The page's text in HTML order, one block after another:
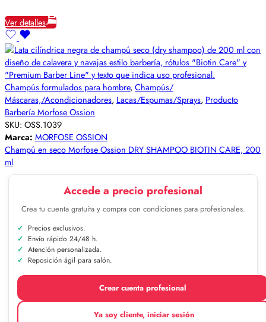
Ver detalles
Champús formulados para hombre, Champús/
Máscaras,/Acondicionadores, Lacas/Espumas/Sprays, Producto
Barbería Morfose Ossion
SKU: OSS.1039
Marca: MORFOSE OSSION
Champú en seco Morfose Ossion DRY SHAMPOO BIOTIN CARE, 200
ml
Accede a precio profesional
Crea tu cuenta gratuita y compra con condiciones para profesionales.
Precios exclusivos.
Envío rápido 24/48 h.
Atención personalizada.
Reposición ágil para salón.
Crear cuenta profesional
Ya soy cliente, iniciar sesión